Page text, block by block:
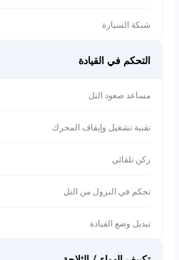
شبكة السيارة
التحكم في القيادة
مساعد صعود التل
تقنية تشغيل وإيقاف المحرك
ركن تلقائي
تحكم في النزول من التل
تبديل وضع القيادة